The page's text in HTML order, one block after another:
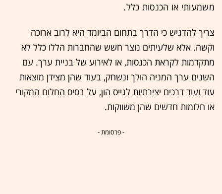
משמעותי או הכנסות כלל.
צריך להדגיש כי הדרך בתחום הביומד היא לרוב ארוכה
וקשה. אלא שלעיתים נוצר חשש שהחברות הללו כלל לא
מתקדמות לקראת הכנסות, או לאירוע של בניית ערך. עם
השנים ערך המניה הולך ונשחק, בעוד שהן מצידן מוצאות
עוד ועוד דרכים יצירתיות לגייס הון, על בסיס החלום המקורי
או חלומות חדשים שהן משווקות.
- פרסומת -